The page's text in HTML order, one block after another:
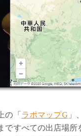
の「 ラポマップG 」
ですべての出店場